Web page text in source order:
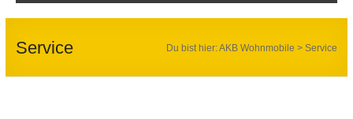
Service Du bist hier:AKB Wohnmobile >Service